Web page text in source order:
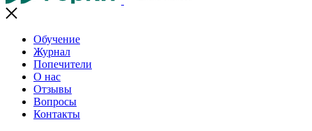
Обучение
Журнал
Попечители
О нас
Отзывы
Вопросы
Контакты